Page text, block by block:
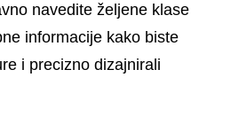
navedite željene klase
informacije kako biste
i precizno dizajnirali